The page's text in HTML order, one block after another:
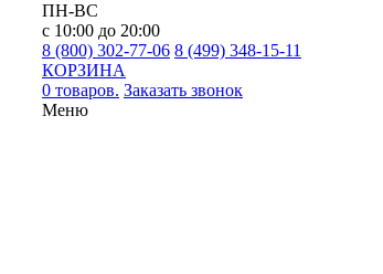
ПН-ВС
с 10:00 до 20:00
8 (800) 302-77-06 8 (499) 348-15-11
КОРЗИНА
0 товаров. Заказать звонок
Меню